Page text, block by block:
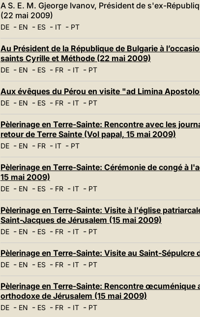
A S. E. M. Gjeorge Ivanov, Président de s'ex-
(22 mai 2009)
DE- EN - ES- IT- PT
Au Président de la République de Bulgarie à
saints Cyrille et Méthode (22 mai 2009)
DE- EN - ES- FR- IT- PT
Aux évêques du Pérou en visite "ad Limina
DE- EN - ES- FR- IT- PT
Pèlerinage en Terre-Sainte: Rencontre avec les
retour de Terre Sainte (Vol papal, 15 mai 2009)
DE- EN - FR- IT- PT
Pèlerinage en Terre-Sainte: Cérémonie de congé à
15 mai 2009)
DE- EN - ES- FR- IT- PT
Pèlerinage en Terre-Sainte: Visite à l'église
Saint-Jacques de Jérusalem (15 mai 2009)
DE- EN - ES- FR- IT- PT
Pèlerinage en Terre-Sainte: Visite au Saint-Sépulcre
DE- EN - ES- FR- IT- PT
Pèlerinage en Terre-Sainte: Rencontre œcuménique
orthodoxe de Jérusalem (15 mai 2009)
DE- EN - ES- FR- IT- PT